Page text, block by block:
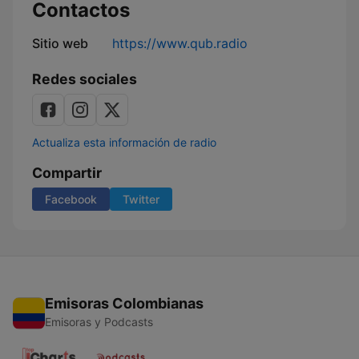
Contactos
Sitio web https://www.qub.radio
Redes sociales
Actualiza esta información de radio
Compartir
Facebook Twitter
Emisoras Colombianas
Emisoras y Podcasts